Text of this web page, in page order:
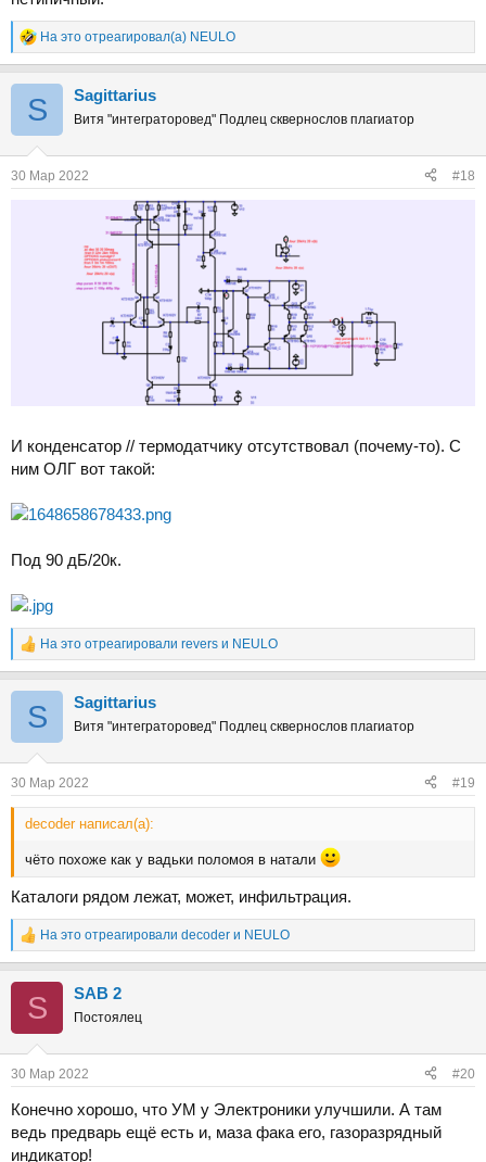
Р
е
На это отреагировал(а) NEULO
S Sаgittarius
Витя "интеграторовед" Подлец сквернослов плагиатор
30 Мар 2022 #18
И конденсатор // термодатчику отсутствовал (почему-то). С
ним ОЛГ вот такой:
Под 90 дБ/20к.
Р
е
На это отреагировали revers и NEULO
S Sаgittarius
Витя "интеграторовед" Подлец сквернослов плагиатор
30 Мар 2022 #19
decoder написал(а):
чёто похоже как у вадьки поломоя в натали
Каталоги рядом лежат, может, инфильтрация.
Р
е
На это отреагировали decoder и NEULO
S SAB 2
Постоялец
30 Мар 2022 #20
Конечно хорошо, что УМ у Электроники улучшили. А там
ведь предварь ещё есть и, маза фака его, газоразрядный
индикатор!